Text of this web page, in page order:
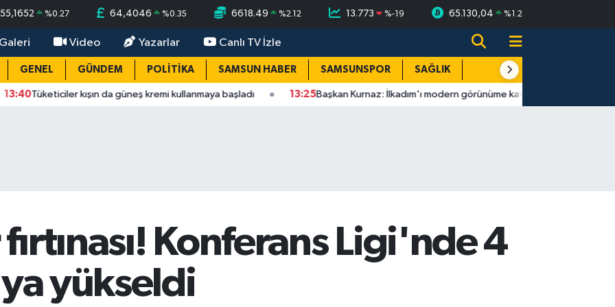
55,1652 %0.27 64,4046 %0.35 6618.49 %2.12 13.773 %-19 65.130,04 %1.2
Video Yazarlar Canlı TV İzle
GENEL GÜNDEM POLİTİKA SAMSUN HABER SAMSUNSPOR SAĞLIK TEKNOLOJİ
kışın da güneş kremi kullanmaya başladı 13:25 Başkan Kurnaz: İlkadım'ı modern görünüme kavuşturuyoruz
Konferans Ligi'nde 4
yükseldi